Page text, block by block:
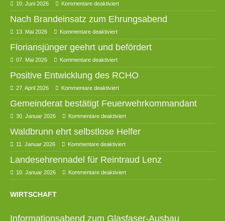
10. Juni 2026 Kommentare deaktiviert
Nach Brandeinsatz zum Ehrungsabend
13. Mai 2026 Kommentare deaktiviert
Floriansjünger geehrt und befördert
07. Mai 2026 Kommentare deaktiviert
Positive Entwicklung des RCHO
27. April 2026 Kommentare deaktiviert
Gemeinderat bestätigt Feuerwehrkommandant
30. Januar 2026 Kommentare deaktiviert
Waldbrunn ehrt selbstlose Helfer
11. Januar 2026 Kommentare deaktiviert
Landesehrennadel für Reintraud Lenz
10. Januar 2026 Kommentare deaktiviert
WIRTSCHAFT
Informationsabend zum Glasfaser-Ausbau